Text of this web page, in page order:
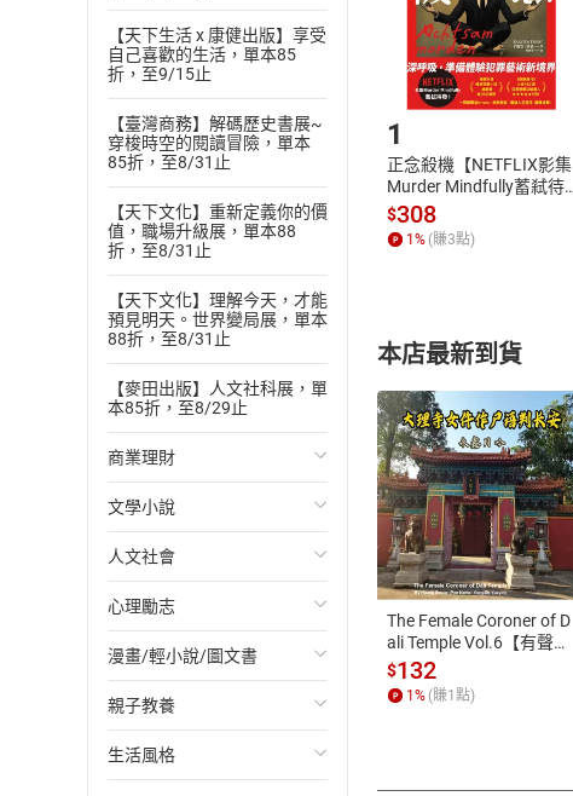
【天下生活 x 康健出版】享受
自己喜歡的生活，單本85
折，至9/15止
【臺灣商務】解碼歷史書展~
穿梭時空的閱讀冒險，單本
85折，至8/31止
【天下文化】重新定義你的價
值，職場升級展，單本88
折，至8/31止
【天下文化】理解今天，才能
預見明天。世界變局展，單本
88折，至8/31止
【麥田出版】人文社科展，單
本85折，至8/29止
商業理財
投資理財
經濟/趨勢
財務/金融
管理/領導
職場工作術
成功法
文學小說
歐美文學
日本文學
韓國文學
華文文學
經典文學
人文社會
國際關係
政治
社會科學
台灣/中國歷史
心理勵志
心靈成長/情緒
人際關係
兩性關係
漫畫/輕小說/圖文書
輕小說
奇幻/科幻
親子教養
教育現場
生活風格
購書後，如
Step1.選
付款方式
ATM轉帳、信用卡
1
正念殺機【NETFLIX影集
Murder Mindfully蓄弒待
發】【電子書】
$308
1 % (賺3點)
本店最新到貨
The Female Coroner of D
ali Temple Vol.6【有聲
書】
$132
1 % (賺1 點)